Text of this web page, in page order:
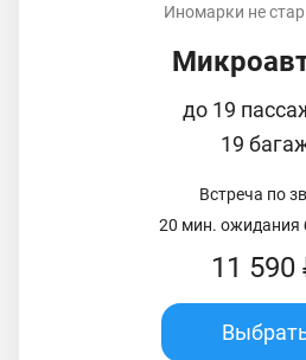
Иномарки не
до 19
19
Встреча по
20 мин. ожидания
11 590